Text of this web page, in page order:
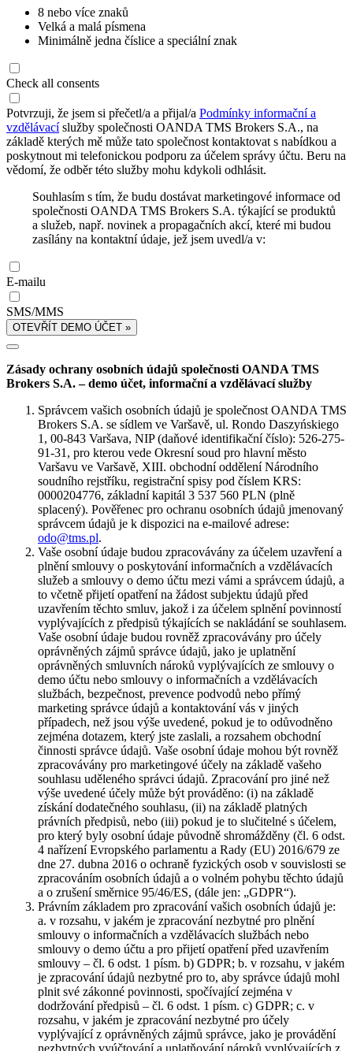
8 nebo více znaků
Velká a malá písmena
Minimálně jedna číslice a speciální znak
Check all consents
Potvrzuji, že jsem si přečetl/a a přijal/a Podmínky informační a
vzdělávacíslužby společnosti OANDA TMS Brokers S.A., na
základě kterých mě může tato společnost kontaktovat s nabídkou a
poskytnout mi telefonickou podporu za účelem správy účtu. Beru na
vědomí, že odběr této služby mohu kdykoli odhlásit.
Souhlasím s tím, že budu dostávat marketingové informace od
společnosti OANDA TMS Brokers S.A. týkající se produktů
a služeb, např. novinek a propagačních akcí, které mi budou
zasílány na kontaktní údaje, jež jsem uvedl/a v:
E-mailu
SMS/MMS
OTEVŘÍT DEMO ÚČET »
Zásady ochrany osobních údajů společnosti OANDA TMS
Brokers S.A. – demo účet, informační a vzdělávací služby
Správcem vašich osobních údajů je společnost OANDA TMS
Brokers S.A. se sídlem ve Varšavě, ul. Rondo Daszyńskiego
1, 00-843 Varšava, NIP (daňové identifikační číslo): 526-275-
91-31, pro kterou vede Okresní soud pro hlavní město
Varšavu ve Varšavě, XIII. obchodní oddělení Národního
soudního rejstříku, registrační spisy pod číslem KRS:
0000204776, základní kapitál 3 537 560 PLN (plně
splacený). Pověřenec pro ochranu osobních údajů jmenovaný
správcem údajů je k dispozici na e-mailové adrese:
odo@tms.pl.
Vaše osobní údaje budou zpracovávány za účelem uzavření a
plnění smlouvy o poskytování informačních a vzdělávacích
služeb a smlouvy o demo účtu mezi vámi a správcem údajů, a
to včetně přijetí opatření na žádost subjektu údajů před
uzavřením těchto smluv, jakož i za účelem splnění povinností
vyplývajících z předpisů týkajících se nakládání se souhlasem.
Vaše osobní údaje budou rovněž zpracovávány pro účely
oprávněných zájmů správce údajů, jako je uplatnění
oprávněných smluvních nároků vyplývajících ze smlouvy o
demo účtu nebo smlouvy o informačních a vzdělávacích
službách, bezpečnost, prevence podvodů nebo přímý
marketing správce údajů a kontaktování vás v jiných
případech, než jsou výše uvedené, pokud je to odůvodněno
zejména dotazem, který jste zaslali, a rozsahem obchodní
činnosti správce údajů. Vaše osobní údaje mohou být rovněž
zpracovávány pro marketingové účely na základě vašeho
souhlasu uděleného správci údajů. Zpracování pro jiné než
výše uvedené účely může být prováděno: (i) na základě
získání dodatečného souhlasu, (ii) na základě platných
právních předpisů, nebo (iii) pokud je to slučitelné s účelem,
pro který byly osobní údaje původně shromážděny (čl. 6 odst.
4 nařízení Evropského parlamentu a Rady (EU) 2016/679 ze
dne 27. dubna 2016 o ochraně fyzických osob v souvislosti se
zpracováním osobních údajů a o volném pohybu těchto údajů
a o zrušení směrnice 95/46/ES, (dále jen: „GDPR“).
Právním základem pro zpracování vašich osobních údajů je:
a. v rozsahu, v jakém je zpracování nezbytné pro plnění
smlouvy o informačních a vzdělávacích službách nebo
smlouvy o demo účtu a pro přijetí opatření před uzavřením
smlouvy – čl. 6 odst. 1 písm. b) GDPR; b. v rozsahu, v jakém
je zpracování údajů nezbytné pro to, aby správce údajů mohl
plnit své zákonné povinnosti, spočívající zejména v
dodržování předpisů – čl. 6 odst. 1 písm. c) GDPR; c. v
rozsahu, v jakém je zpracování nezbytné pro účely
vyplývající z oprávněných zájmů správce, jako je provádění
nezbytných vyúčtování a uplatňování nároků vyplývajících z